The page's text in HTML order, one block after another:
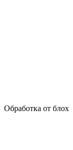
Обработка от блох